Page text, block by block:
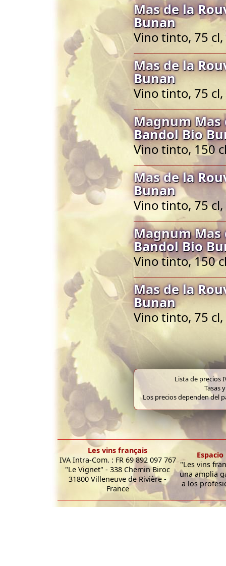
Mas de la
Bunan
Vino tinto, 75
Mas de la
Bunan
Vino tinto, 75
Magnum Mas
Bandol Bio
Vino tinto, 150
Mas de la
Bunan
Vino tinto, 75
Magnum Mas
Bandol Bio
Vino tinto, 150
Mas de la
Bunan
Vino tinto, 75
Lista de precios
Tasas
Los precios dependen del
Les vins français
IVA Intra-Com. : FR 69 892 097 767
"Le Vignet" - 338 Chemin Biroc
31800 Villeneuve de Rivière -
France
"Les vins
una amplia
a los